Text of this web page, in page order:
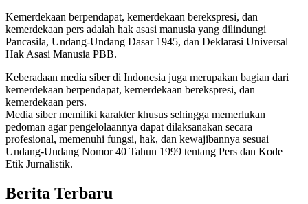
Kemerdekaan berpendapat, kemerdekaan berekspresi, dan
kemerdekaan pers adalah hak asasi manusia yang dilindungi
Pancasila, Undang-Undang Dasar 1945, dan Deklarasi Universal
Hak Asasi Manusia PBB.
Keberadaan media siber di Indonesia juga merupakan bagian dari
kemerdekaan berpendapat, kemerdekaan berekspresi, dan
kemerdekaan pers.
Media siber memiliki karakter khusus sehingga memerlukan
pedoman agar pengelolaannya dapat dilaksanakan secara
profesional, memenuhi fungsi, hak, dan kewajibannya sesuai
Undang-Undang Nomor 40 Tahun 1999 tentang Pers dan Kode
Etik Jurnalistik.
Berita Terbaru